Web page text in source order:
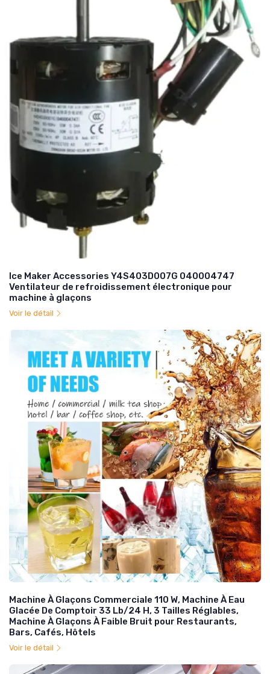
Ice Maker Accessories Y4S403D007G 040004747
Ventilateur de refroidissement électronique pour
machine à glaçons
Voir le détail
Machine À Glaçons Commerciale 110 W, Machine À Eau
Glacée De Comptoir 33 Lb/24 H, 3 Tailles Réglables,
Machine À Glaçons À Faible Bruit pour Restaurants,
Bars, Cafés, Hôtels
Voir le détail